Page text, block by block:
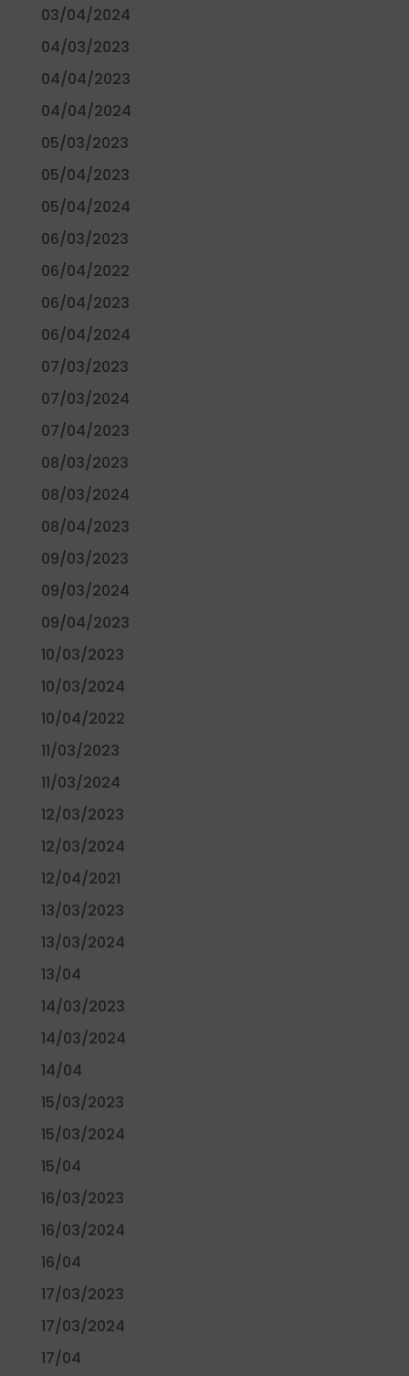
03/04/2024
04/03/2023
04/04/2023
04/04/2024
05/03/2023
05/04/2023
05/04/2024
06/03/2023
06/04/2022
06/04/2023
06/04/2024
07/03/2023
07/03/2024
07/04/2023
08/03/2023
08/03/2024
08/04/2023
09/03/2023
09/03/2024
09/04/2023
10/03/2023
10/03/2024
10/04/2022
11/03/2023
11/03/2024
12/03/2023
12/03/2024
12/04/2021
13/03/2023
13/03/2024
13/04
14/03/2023
14/03/2024
14/04
15/03/2023
15/03/2024
15/04
16/03/2023
16/03/2024
16/04
17/03/2023
17/03/2024
17/04